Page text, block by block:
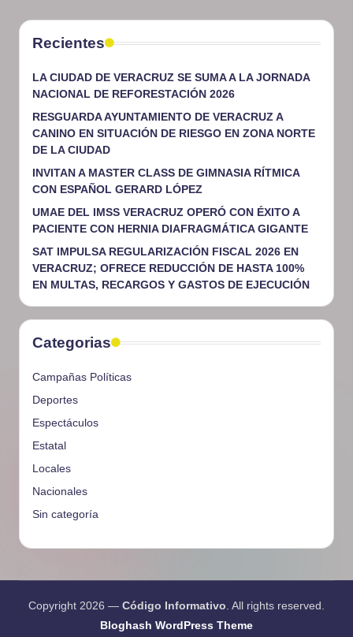
Recientes
LA CIUDAD DE VERACRUZ SE SUMA A LA JORNADA
NACIONAL DE REFORESTACIÓN 2026
RESGUARDA AYUNTAMIENTO DE VERACRUZ A
CANINO EN SITUACIÓN DE RIESGO EN ZONA NORTE
DE LA CIUDAD
INVITAN A MASTER CLASS DE GIMNASIA RÍTMICA
CON ESPAÑOL GERARD LÓPEZ
UMAE DEL IMSS VERACRUZ OPERÓ CON ÉXITO A
PACIENTE CON HERNIA DIAFRAGMÁTICA GIGANTE
SAT IMPULSA REGULARIZACIÓN FISCAL 2026 EN
VERACRUZ; OFRECE REDUCCIÓN DE HASTA 100%
EN MULTAS, RECARGOS Y GASTOS DE EJECUCIÓN
Categorias
Campañas Políticas
Deportes
Espectáculos
Estatal
Locales
Nacionales
Sin categoría
Copyright 2026 — Código Informativo . All rights reserved.
Bloghash WordPress Theme